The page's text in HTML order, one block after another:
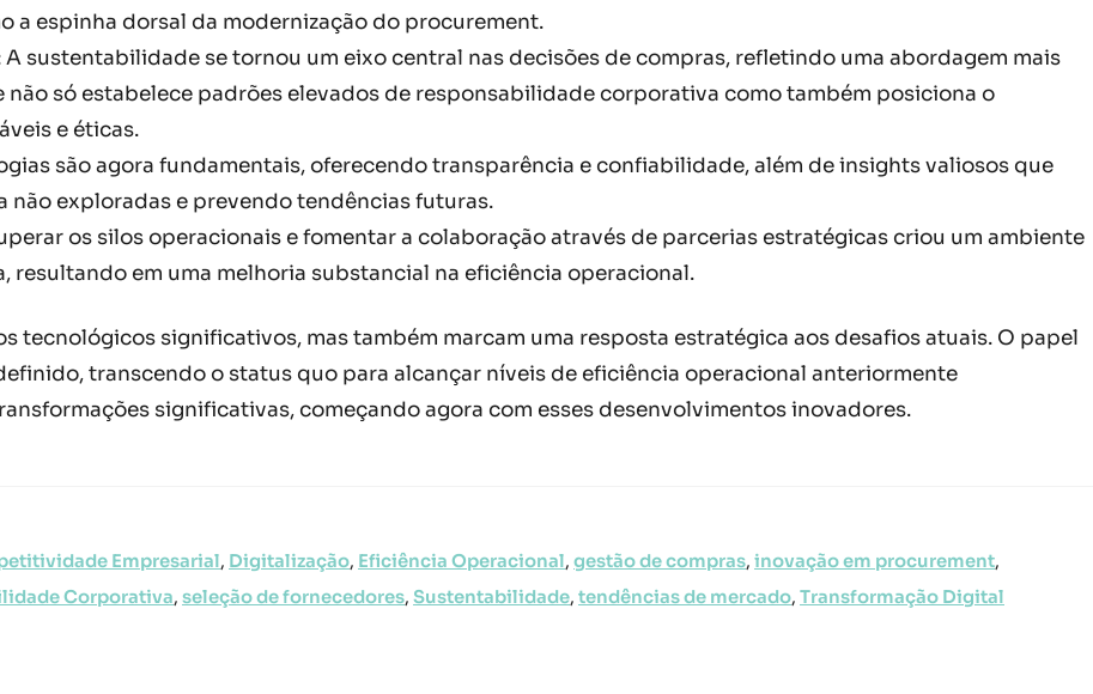
a espinha dorsal da modernização do procurement.
A sustentabilidade se tornou um eixo central nas decisões de compras, refletindo uma abordagem mais
não só estabelece padrões elevados de responsabilidade corporativa como também posiciona o
e éticas.
são agora fundamentais, oferecendo transparência e confiabilidade, além de insights valiosos que
exploradas e prevendo tendências futuras.
os silos operacionais e fomentar a colaboração através de parcerias estratégicas criou um ambiente
em uma melhoria substancial na eficiência operacional.
tecnológicos significativos, mas também marcam uma resposta estratégica aos desafios atuais. O papel
transcendo o status quo para alcançar níveis de eficiência operacional anteriormente
significativas, começando agora com esses desenvolvimentos inovadores.
Empresarial, Digitalização, Eficiência Operacional, gestão de compras, inovação em procurement,
Corporativa, seleção de fornecedores, Sustentabilidade, tendências de mercado, Transformação Digital